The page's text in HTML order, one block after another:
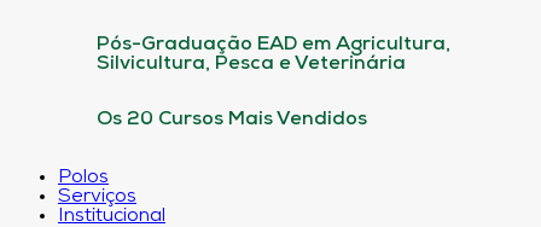
Pós-Graduação EAD em Agricultura,
Silvicultura, Pesca e Veterinária
Os 20 Cursos Mais Vendidos
Polos
Serviços
Institucional